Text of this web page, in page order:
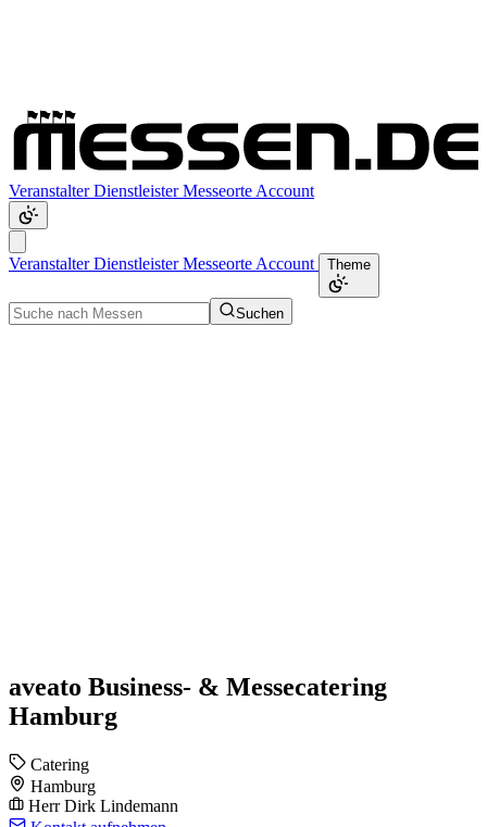
VeranstalterDienstleisterMesseorte Account
VeranstalterDienstleisterMesseorte Account Theme
Suchen
aveato Business- & Messecatering
Hamburg
Catering
Hamburg
Herr Dirk Lindemann